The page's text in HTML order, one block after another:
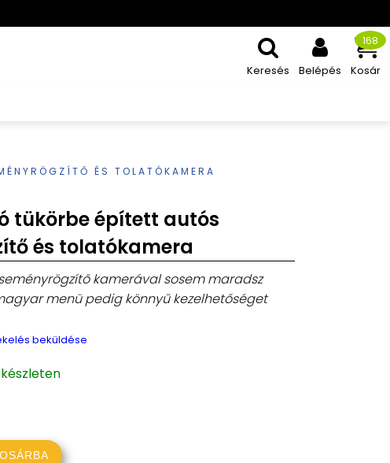
Keresés Belépés Kosár
168
ÉS TOLATÓKAMERA
tükörbe épített autós
és tolatókamera
kamerával sosem maradsz
menü pedig könnyű kezelhetőséget
beküldése
készleten